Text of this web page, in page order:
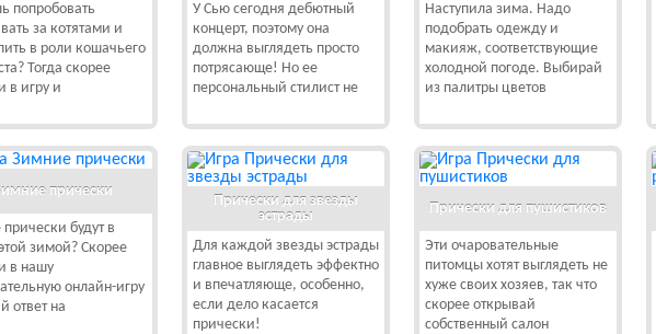
попробовать
за котятами и
в роли кошачьего
Тогда скорее
в игру и
У Сью сегодня дебютный
концерт, поэтому она
должна выглядеть просто
потрясающе! Но ее
персональный стилист не
Наступила зима. Надо
подобрать одежду и
макияж, соответствующие
холодной погоде. Выбирай
из палитры цветов
прически
будут в
зимой? Скорее
в нашу
онлайн-игру
ответ на
Прически для звезды
эстрады
Для каждой звезды эстрады
главное выглядеть эффектно
и впечатляюще, особенно,
если дело касается
прически!
Прически для пушистиков
Эти очаровательные
питомцы хотят выглядеть не
хуже своих хозяев, так что
скорее открывай
собственный салон